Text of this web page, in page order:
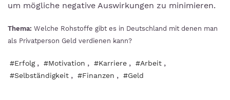
um mögliche negative Auswirkungen zu minimieren.
Thema: Welche Rohstoffe gibt es in Deutschland mit denen man
als Privatperson Geld verdienen kann?
#Erfolg , #Motivation , #Karriere , #Arbeit ,
#Selbständigkeit , #Finanzen , #Geld